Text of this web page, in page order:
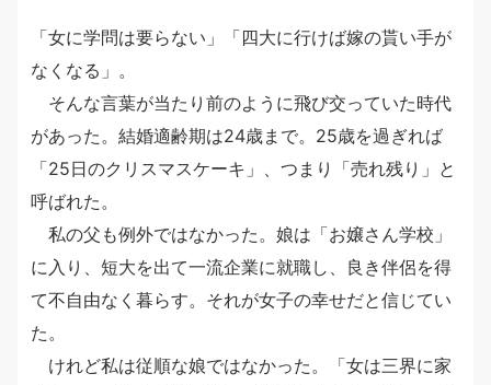
「女に学問は要らない」「四大に行けば嫁の貰い手が
なくなる」。
そんな言葉が当たり前のように飛び交っていた時代
があった。結婚適齢期は24歳まで。25歳を過ぎれば
「25日のクリスマスケーキ」、つまり「売れ残り」と
呼ばれた。
私の父も例外ではなかった。娘は「お嬢さん学校」
に入り、短大を出て一流企業に就職し、良き伴侶を得
て不自由なく暮らす。それが女子の幸せだと信じてい
た。
けれど私は従順な娘ではなかった。「女は三界に家